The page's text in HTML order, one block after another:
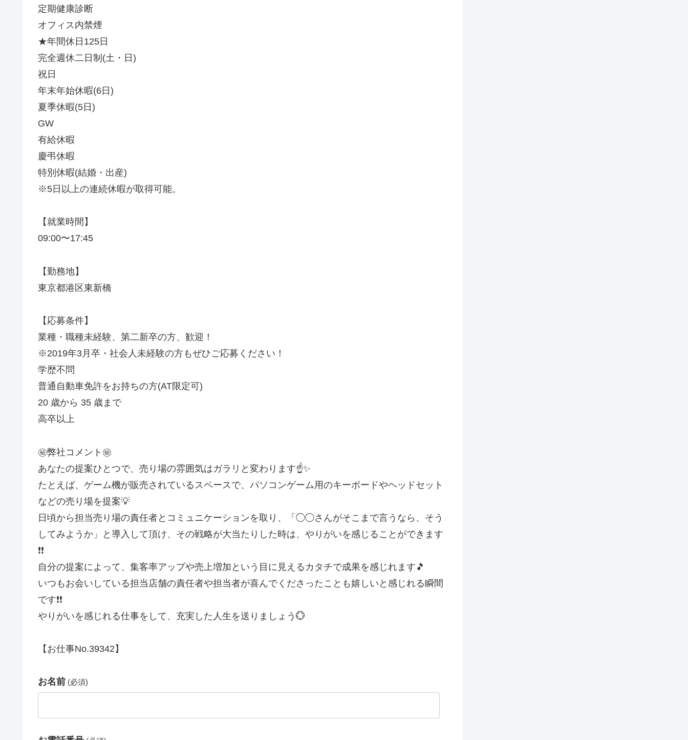
定期健康診断
オフィス内禁煙
★年間休日125日
完全週休二日制(土・日)
祝日
年末年始休暇(6日)
夏季休暇(5日)
GW
有給休暇
慶弔休暇
特別休暇(結婚・出産)
※5日以上の連続休暇が取得可能。
【就業時間】
09:00〜17:45
【勤務地】
東京都港区東新橋
【応募条件】
業種・職種未経験、第二新卒の方、歓迎！
※2019年3月卒・社会人未経験の方もぜひご応募ください！
学歴不問
普通自動車免許をお持ちの方(AT限定可)
20 歳から 35 歳まで
高卒以上
㊙️弊社コメント㊙️
あなたの提案ひとつで、売り場の雰囲気はガラリと変わります☝✨
たとえば、ゲーム機が販売されているスペースで、パソコンゲーム用のキーボードやヘッドセット
などの売り場を提案💡
日頃から担当売り場の責任者とコミュニケーションを取り、「◯◯さんがそこまで言うなら、そう
してみようか」と導入して頂け、その戦略が大当たりした時は、やりがいを感じることができます
❗❗
自分の提案によって、集客率アップや売上増加という目に見えるカタチで成果を感じれます🎵
いつもお会いしている担当店舗の責任者や担当者が喜んでくださったことも嬉しいと感じれる瞬間
です❗❗
やりがいを感じれる仕事をして、充実した人生を送りましょう💮
【お仕事No.39342】
お名前 (必須)